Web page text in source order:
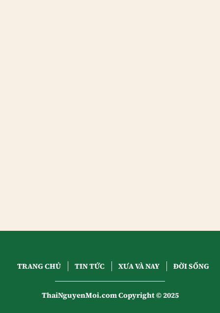
TRANG CHỦ TIN TỨC XƯA VÀ NAY ĐỜI SỐNG
ThaiNguyenMoi.com Copyright © 2025